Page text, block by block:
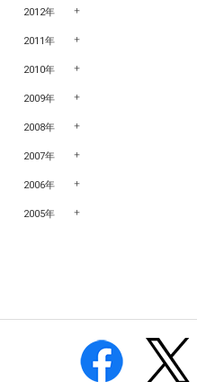
2012年
2011年
2010年
2009年
2008年
2007年
2006年
2005年